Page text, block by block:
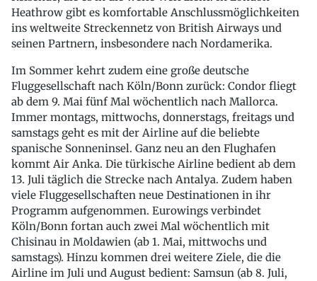
Heathrow gibt es komfortable Anschlussmöglichkeiten
ins weltweite Streckennetz von British Airways und
seinen Partnern, insbesondere nach Nordamerika.
Im Sommer kehrt zudem eine große deutsche
Fluggesellschaft nach Köln/Bonn zurück: Condor fliegt
ab dem 9. Mai fünf Mal wöchentlich nach Mallorca.
Immer montags, mittwochs, donnerstags, freitags und
samstags geht es mit der Airline auf die beliebte
spanische Sonneninsel. Ganz neu an den Flughafen
kommt Air Anka. Die türkische Airline bedient ab dem
13. Juli täglich die Strecke nach Antalya. Zudem haben
viele Fluggesellschaften neue Destinationen in ihr
Programm aufgenommen. Eurowings verbindet
Köln/Bonn fortan auch zwei Mal wöchentlich mit
Chisinau in Moldawien (ab 1. Mai, mittwochs und
samstags). Hinzu kommen drei weitere Ziele, die die
Airline im Juli und August bedient: Samsun (ab 8. Juli,